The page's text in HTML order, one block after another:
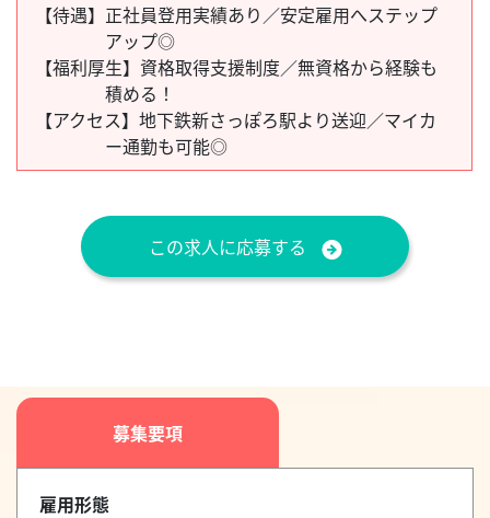
【待遇】 正社員登用実績あり／安定雇用へステップ
アップ◎
【福利厚生】 資格取得支援制度／無資格から経験も
積める！
【アクセス】 地下鉄新さっぽろ駅より送迎／マイカ
ー通勤も可能◎
この求人に応募する
募集要項
雇用形態